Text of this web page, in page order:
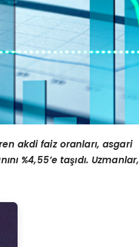
akdi faiz oranları, asgari
%4,55’e taşıdı. Uzmanlar,